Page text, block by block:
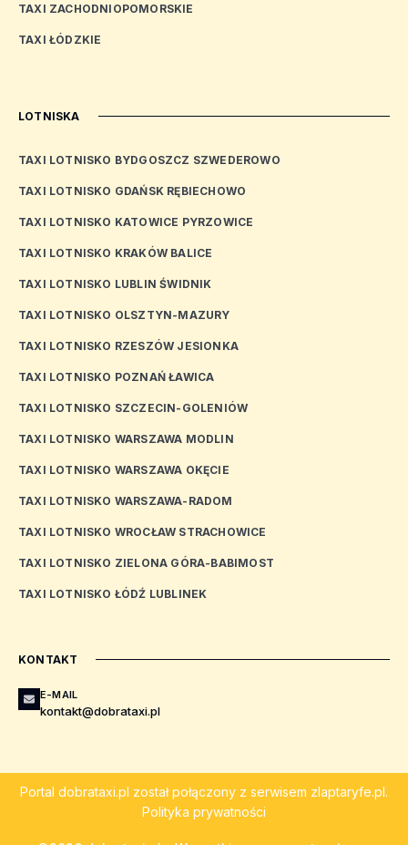
TAXI ZACHODNIOPOMORSKIE
TAXI ŁÓDZKIE
LOTNISKA
TAXI LOTNISKO BYDGOSZCZ SZWEDEROWO
TAXI LOTNISKO GDAŃSK RĘBIECHOWO
TAXI LOTNISKO KATOWICE PYRZOWICE
TAXI LOTNISKO KRAKÓW BALICE
TAXI LOTNISKO LUBLIN ŚWIDNIK
TAXI LOTNISKO OLSZTYN-MAZURY
TAXI LOTNISKO RZESZÓW JESIONKA
TAXI LOTNISKO POZNAŃ ŁAWICA
TAXI LOTNISKO SZCZECIN-GOLENIÓW
TAXI LOTNISKO WARSZAWA MODLIN
TAXI LOTNISKO WARSZAWA OKĘCIE
TAXI LOTNISKO WARSZAWA-RADOM
TAXI LOTNISKO WROCŁAW STRACHOWICE
TAXI LOTNISKO ZIELONA GÓRA-BABIMOST
TAXI LOTNISKO ŁÓDŹ LUBLINEK
KONTAKT
E-MAIL
kontakt@dobrataxi.pl
Portal dobrataxi.pl został połączony z serwisem zlaptaryfe.pl.
Polityka prywatności